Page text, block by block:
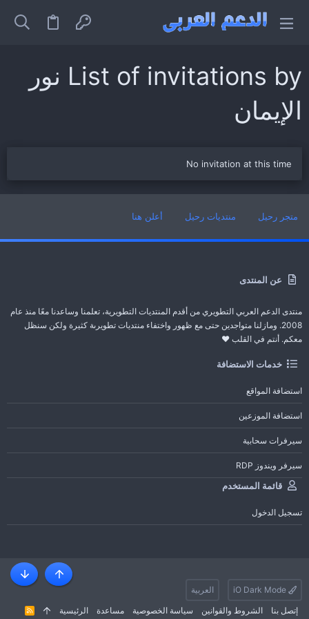
List of invitations by نور
الإيمان
No invitation at this time
عن المنتدى
منتدى الدعم العربي التطويري من أقدم المنتديات التطويرية، تعلمنا وساعدنا معًا منذ عام
2008. ومازلنا متواجدين حتى مع ظهور واختفاء منتديات تطويرىة كثيرة ولكن سنظل
معكم. أنتم في القلب ❤️
خدمات الاستضافة
استضافة المواقع
استضافة الموزعين
سيرفرات سحابية
سيرفر ويندوز RDP
قائمة المستخدم
تسجيل الدخول
متجر رحيل منتديات رحيل أعلن هنا
العربية
إتصل بنا
الشروط والقوانين سياسة الخصوصية مساعدة الرئيسية
R
أعلى أسفل